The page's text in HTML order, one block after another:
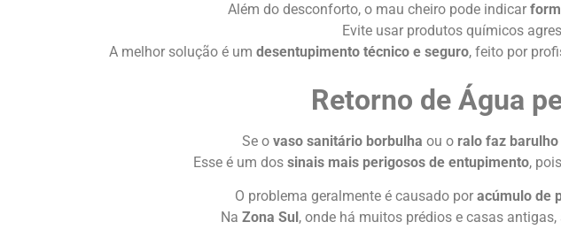
Além do desconforto, o mau cheiro pode indicar
Evite usar produtos químicos
A melhor solução é um desentupimento técnico e seguro, feito por
Retorno de Água
Se o vaso sanitário borbulha ou o ralo faz
Esse é um dos sinais mais perigosos de entupimento,
O problema geralmente é causado por acúmulo de
Na Zona Sul , onde há muitos prédios e casas